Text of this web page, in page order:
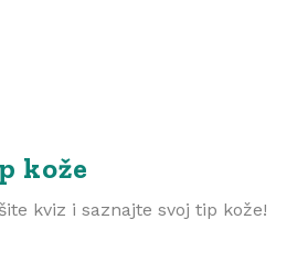
kože
kviz i saznajte svoj tip kože!